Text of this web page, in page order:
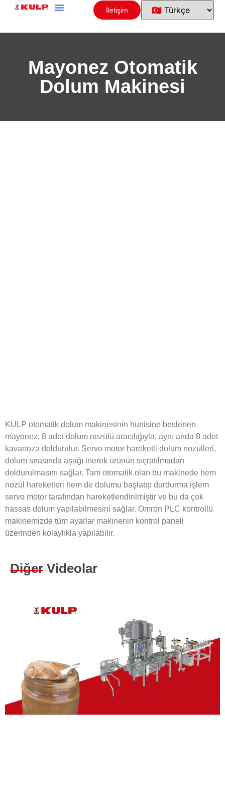
İletişim
Mayonez Otomatik
Dolum Makinesi
KULP otomatik dolum makinesinin hunisine beslenen
mayonez; 8 adet dolum nozülü aracılığıyla, aynı anda 8 adet
kavanoza doldurulur. Servo motor hareketli dolum nozülleri,
dolum sırasında aşağı inerek ürünün sıçratılmadan
doldurulmasını sağlar. Tam otomatik olan bu makinede hem
nozül hareketleri hem de dolumu başlatıp durdurma işlem
servo motor tarafından hareketlendirilmiştir ve bu da çok
hassas dolum yapılabilmesini sağlar. Omron PLC kontrollü
makinemizde tüm ayarlar makinenin kontrol paneli
üzerinden kolaylıkla yapılabilir.
Diğer Videolar